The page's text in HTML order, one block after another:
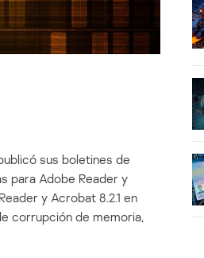
sus boletines de
para Adobe Reader y
y Acrobat 8.2.1 en
corrupción de memoria,